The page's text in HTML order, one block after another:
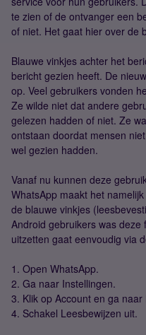
te zien of de ontvanger een
of niet. Het gaat hier over de
Blauwe vinkjes achter het
bericht gezien heeft. De
op. Veel gebruikers vonden
Ze wilde niet dat andere
gelezen hadden of niet. Ze
ontstaan doordat mensen
wel gezien hadden.
Vanaf nu kunnen deze
WhatsApp maakt het
de blauwe vinkjes
Android gebruikers was
uitzetten gaat eenvoudig via
1. Open WhatsApp.
2. Ga naar Instellingen.
3. Klik op Account en ga naar
4. Schakel Leesbewijzen uit.